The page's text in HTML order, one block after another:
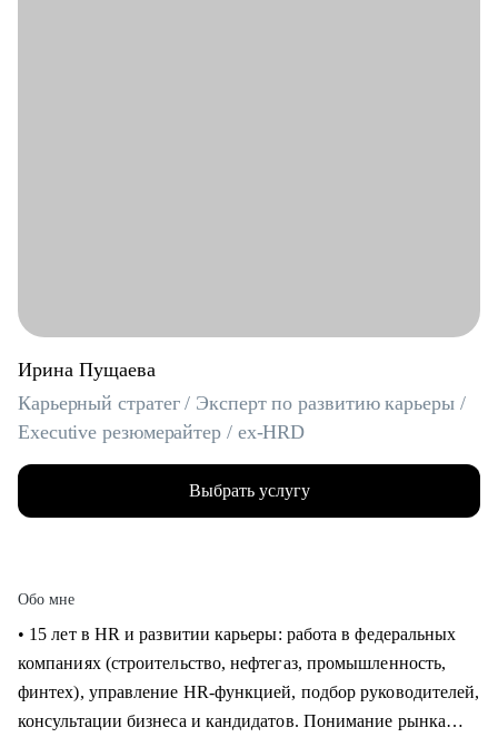
Ирина Пущаева
Карьерный стратег / Эксперт по развитию карьеры /
Executive резюмерайтер / ex-HRD
Выбрать услугу
Обо мне
• 15 лет в HR и развитии карьеры: работа в федеральных
компаниях (строительство, нефтегаз, промышленность,
финтех), управление HR-функцией, подбор руководителей,
консультации бизнеса и кандидатов. Понимание рынка